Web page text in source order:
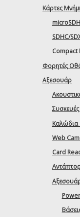
Κάρτες
SDHC/
Compact
Φορητές
Αξεσουάρ
Web
Card